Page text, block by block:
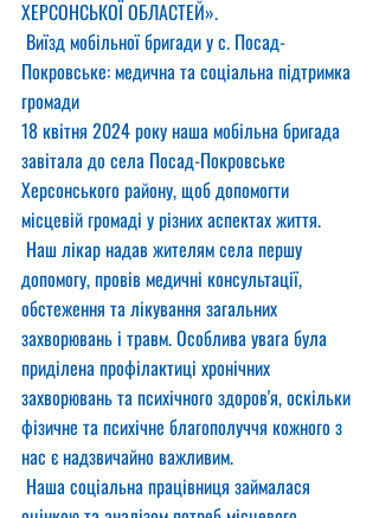
ХЕРСОНСЬКОЇ ОБЛАСТЕЙ».
Виїзд мобільної бригади у с. Посад-
Покровське: медична та соціальна підтримка
громади
18 квітня 2024 року наша мобільна бригада
завітала до села Посад-Покровське
Херсонського району, щоб допомогти
місцевій громаді у різних аспектах життя.
Наш лікар надав жителям села першу
допомогу, провів медичні консультації,
обстеження та лікування загальних
захворювань і травм. Особлива увага була
приділена профілактиці хронічних
захворювань та психічного здоров'я, оскільки
фізичне та психічне благополуччя кожного з
нас є надзвичайно важливим.
Наша соціальна працівниця займалася